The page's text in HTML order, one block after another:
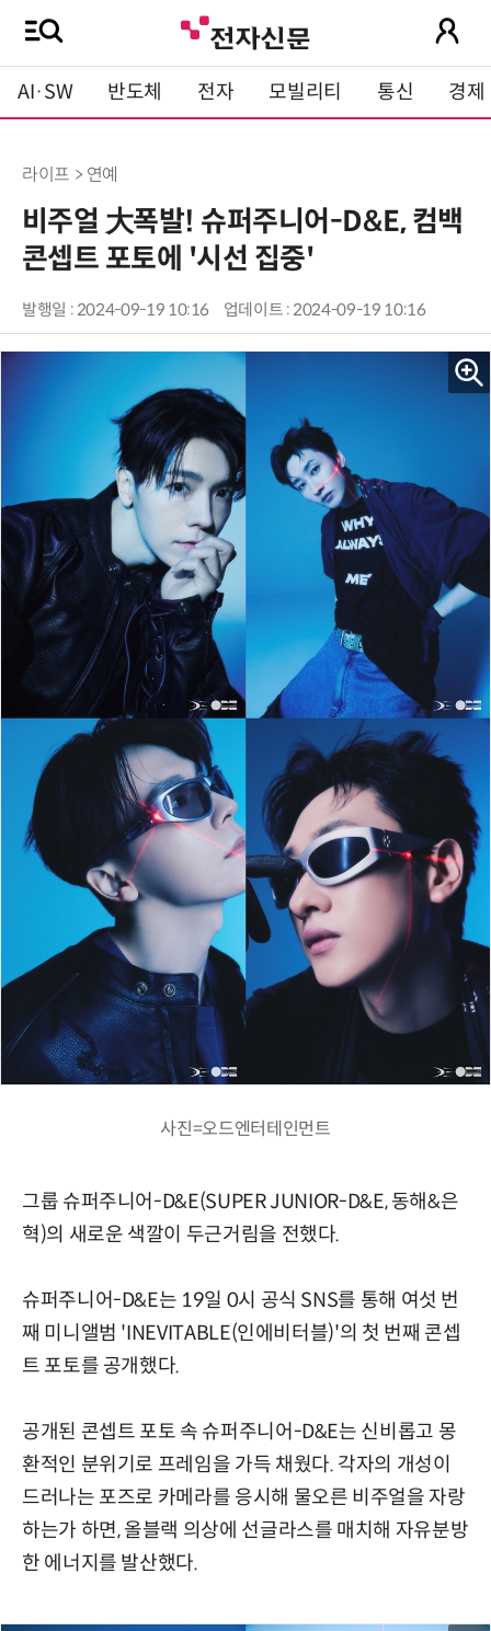
AI·SW 반도체 전자 모빌리티 통신 경제
라이프 > 연예
비주얼 大폭발! 슈퍼주니어-D&E, 컴백
콘셉트 포토에 '시선 집중'
발행일 : 2024-09-19 10:16 업데이트 : 2024-09-19 10:16
사진=오드엔터테인먼트
그룹 슈퍼주니어-D&E(SUPER JUNIOR-D&E, 동해&은
혁)의 새로운 색깔이 두근거림을 전했다.
슈퍼주니어-D&E는 19일 0시 공식 SNS를 통해 여섯 번
째 미니앨범 'INEVITABLE(인에비터블)'의 첫 번째 콘셉
트 포토를 공개했다.
공개된 콘셉트 포토 속 슈퍼주니어-D&E는 신비롭고 몽
환적인 분위기로 프레임을 가득 채웠다. 각자의 개성이
드러나는 포즈로 카메라를 응시해 물오른 비주얼을 자랑
하는가 하면, 올블랙 의상에 선글라스를 매치해 자유분방
한 에너지를 발산했다.